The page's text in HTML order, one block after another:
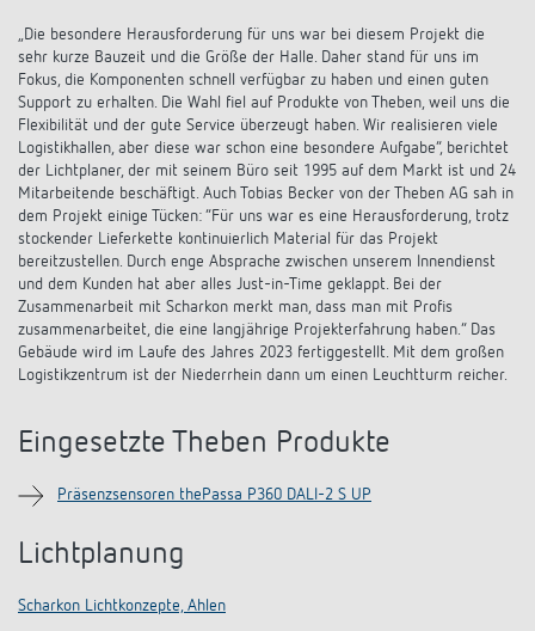
„Die besondere Herausforderung für uns war bei diesem Projekt die
sehr kurze Bauzeit und die Größe der Halle. Daher stand für uns im
Fokus, die Komponenten schnell verfügbar zu haben und einen guten
Support zu erhalten. Die Wahl fiel auf Produkte von Theben, weil uns die
Flexibilität und der gute Service überzeugt haben. Wir realisieren viele
Logistikhallen, aber diese war schon eine besondere Aufgabe“, berichtet
der Lichtplaner, der mit seinem Büro seit 1995 auf dem Markt ist und 24
Mitarbeitende beschäftigt. Auch Tobias Becker von der Theben AG sah in
dem Projekt einige Tücken: “Für uns war es eine Herausforderung, trotz
stockender Lieferkette kontinuierlich Material für das Projekt
bereitzustellen. Durch enge Absprache zwischen unserem Innendienst
und dem Kunden hat aber alles Just-in-Time geklappt. Bei der
Zusammenarbeit mit Scharkon merkt man, dass man mit Profis
zusammenarbeitet, die eine langjährige Projekterfahrung haben.” Das
Gebäude wird im Laufe des Jahres 2023 fertiggestellt. Mit dem großen
Logistikzentrum ist der Niederrhein dann um einen Leuchtturm reicher.
Eingesetzte Theben Produkte
Präsenzsensoren thePassa P360 DALI-2 S UP
Lichtplanung
Scharkon Lichtkonzepte, Ahlen